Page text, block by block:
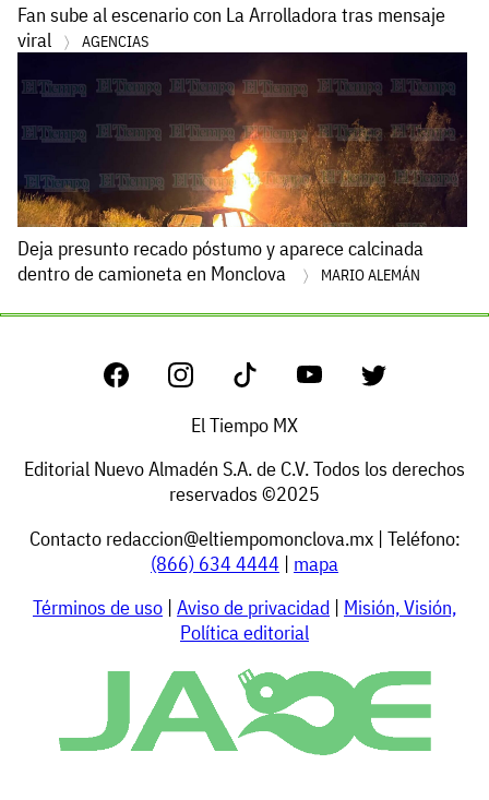
Fan sube al escenario con La Arrolladora tras mensaje
viral
AGENCIAS
Deja presunto recado póstumo y aparece calcinada
dentro de camioneta en Monclova
MARIO ALEMÁN
El Tiempo MX
Editorial Nuevo Almadén S.A. de C.V. Todos los derechos
reservados ©2025
Contacto redaccion@eltiempomonclova.mx| Teléfono:
(866) 634 4444 | mapa
Términos de uso | Aviso de privacidad | Misión, Visión,
Política editorial